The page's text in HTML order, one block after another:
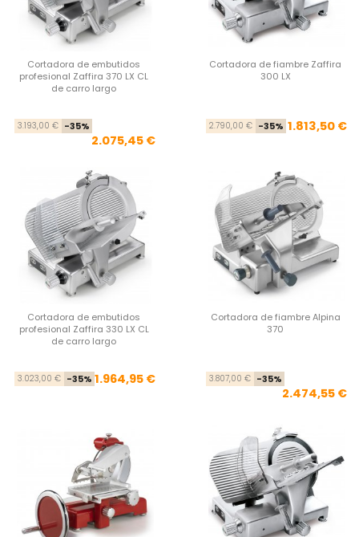
Cortadora de embutidos
profesional Zaffira 370 LX CL
de carro largo
Precio base
3.193,00 € -35%
2.075,45 €
Cortadora de fiambre Zaffira
300 LX
2.790,00 € -35% 1.813,50 €
Cortadora de embutidos
profesional Zaffira 330 LX CL
de carro largo
Precio base
3.023,00 € -35% Precio
1.964,95 €
Cortadora de fiambre Alpina
370
3.807,00 € -35%
2.474,55 €